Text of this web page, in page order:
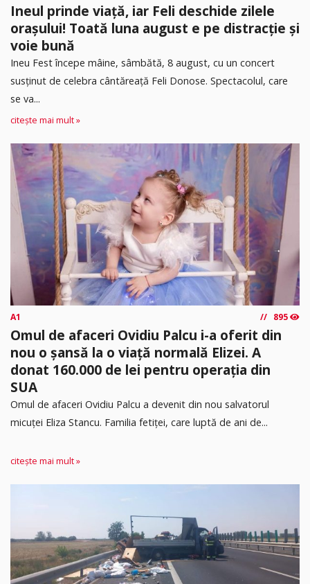
Ineul prinde viață, iar Feli deschide zilele
orașului! Toată luna august e pe distracție și
voie bună
Ineu Fest începe mâine, sâmbătă, 8 august, cu un concert
susținut de celebra cântăreață Feli Donose. Spectacolul, care
se va...
citește mai mult »
A1 895
Omul de afaceri Ovidiu Palcu i-a oferit din
nou o șansă la o viață normală Elizei. A
donat 160.000 de lei pentru operația din
SUA
Omul de afaceri Ovidiu Palcu a devenit din nou salvatorul
micuței Eliza Stancu. Familia fetiței, care luptă de ani de...
citește mai mult »